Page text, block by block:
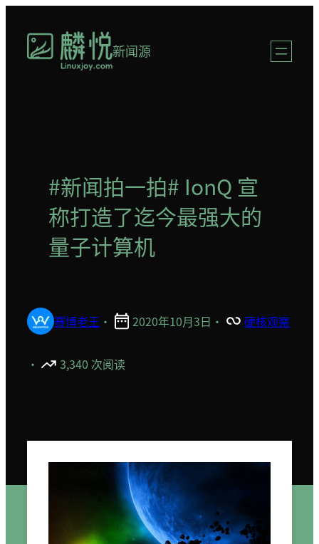
新闻源
#新闻拍一拍# IonQ 宣
称打造了迄今最强大的
量子计算机
赛博老王 · 2020年10月3日 · 硬核观察
· 3,340 次阅读